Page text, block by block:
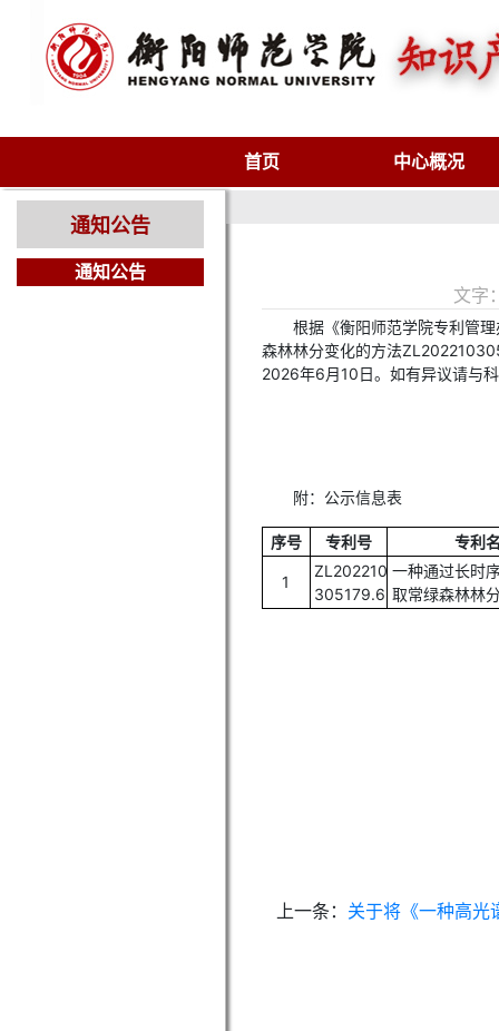
首页 中心概况
通知公告
通知公告
文字
根据《衡阳师范学院专利管
森林林分变化的方法
2026年6月10日。如有异议请与
附：公示信息表
序号 专利号 专利
1
ZL202210
305179.6
一种通过长时
取常绿森林林
上一条： 关于将《一种高光